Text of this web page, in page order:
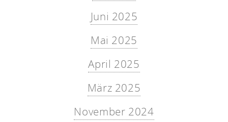
Juni 2025
Mai 2025
April 2025
März 2025
November 2024